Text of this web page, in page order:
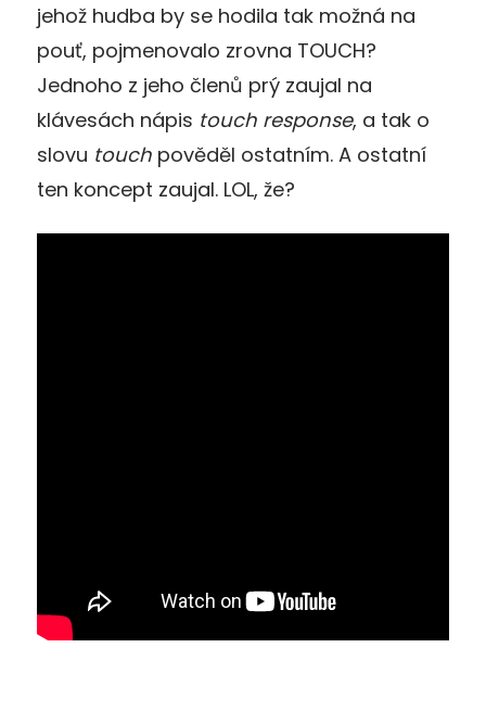
jehož hudba by se hodila tak možná na
pouť, pojmenovalo zrovna TOUCH?
Jednoho z jeho členů prý zaujal na
klávesách nápis touch response, a tak o
slovu touch pověděl ostatním. A ostatní
ten koncept zaujal. LOL, že?